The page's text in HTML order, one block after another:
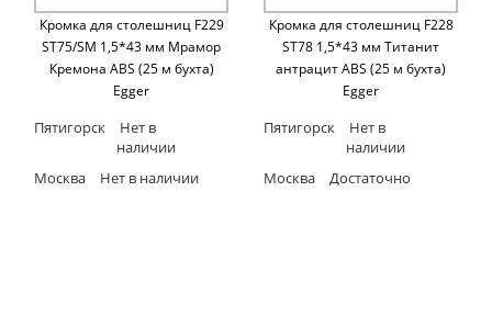
Кромка для столешниц F229
ST75/SM 1,5*43 мм Мрамор
Кремона ABS (25 м бухта)
Egger
Пятигорск
Нет в
наличии
Москва
Нет в наличии
Кромка для столешниц F228
ST78 1,5*43 мм Титанит
антрацит ABS (25 м бухта)
Egger
Пятигорск
Нет в
наличии
Москва
Достаточно